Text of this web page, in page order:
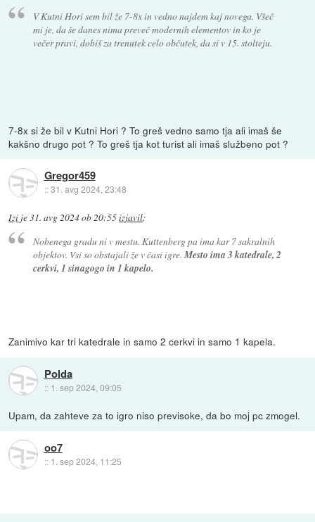
V Kutni Hori sem bil že 7-8x in vedno najdem kaj novega. Všeč
mi je, da še danes nima preveč modernih elementov in ko je
večer pravi, dobiš za trenutek celo občutek, da si v 15. stolteju.
7-8x si že bil v Kutni Hori ? To greš vedno samo tja ali imaš še
kakšno drugo pot ? To greš tja kot turist ali imaš službeno pot ?
Gregor459
::31. avg 2024, 23:48
Izi je31. avg 2024 ob 20:55izjavil:
Nobenega gradu ni v mestu. Kuttenberg pa ima kar 7 sakralnih
objektov. Vsi so obstajali že v časi igre. Mesto ima 3 katedrale, 2
cerkvi, 1 sinagogo in 1 kapelo.
Zanimivo kar tri katedrale in samo 2 cerkvi in samo 1 kapela.
Polda
:: 1. sep 2024, 09:05
Upam, da zahteve za to igro niso previsoke, da bo moj pc zmogel.
oo7
:: 1. sep 2024, 11:25